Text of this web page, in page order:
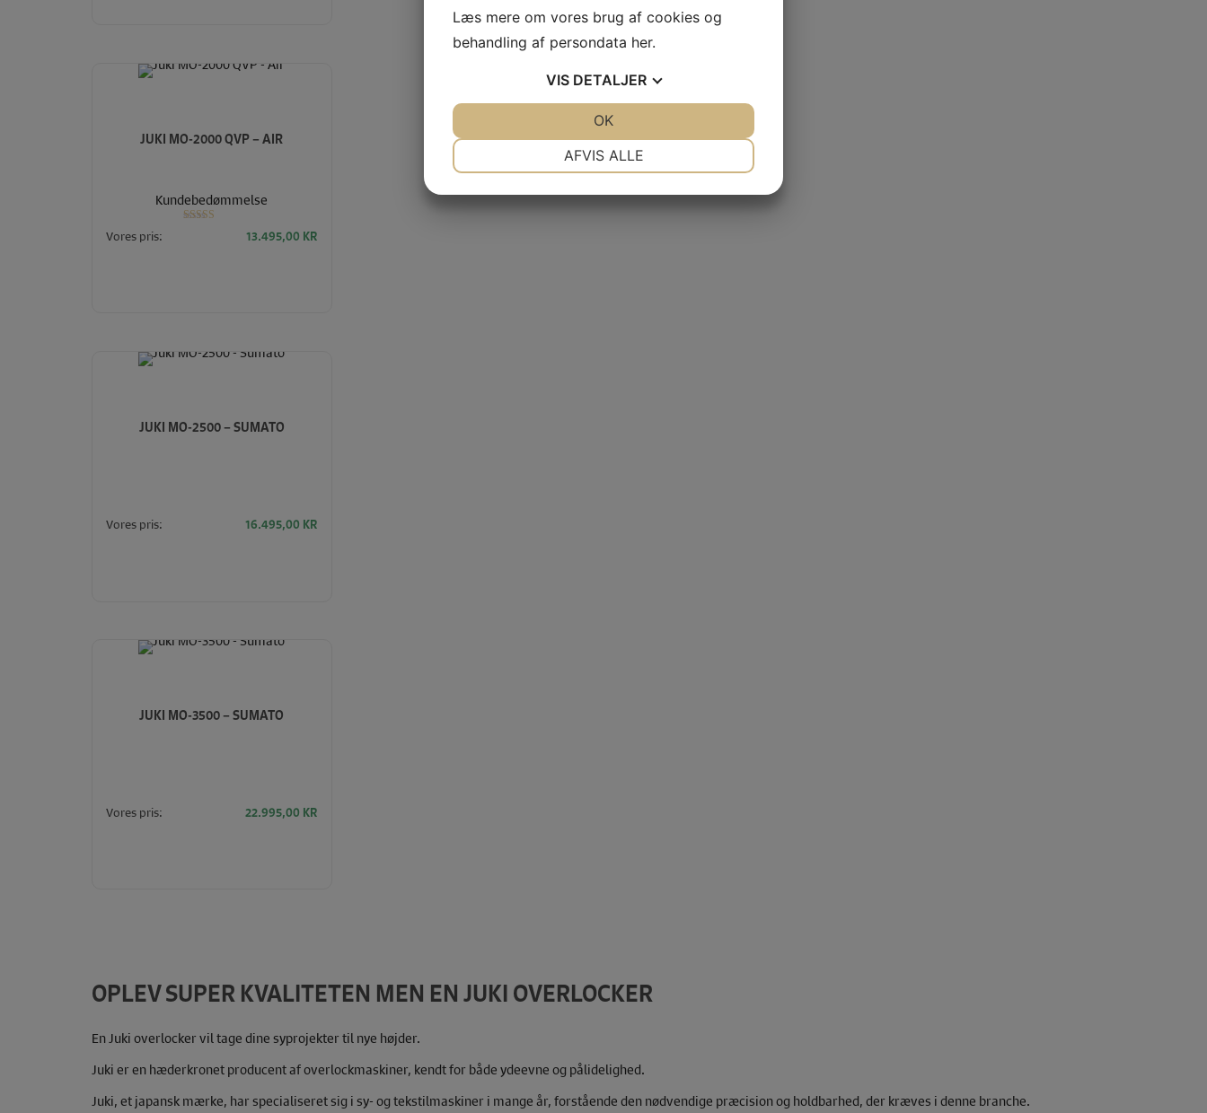
JUKI MO-2000 QVP – AIR
Kundebedømmelse
Vores pris: 13.495,00 KR
JUKI MO-2500 – SUMATO
Vores pris: 16.495,00 KR
JUKI MO-3500 – SUMATO
Vores pris: 22.995,00 KR
OPLEV SUPER KVALITETEN MEN EN JUKI OVERLOCKER
En Juki overlocker vil tage dine syprojekter til nye højder.
Juki er en hæderkronet producent af overlockmaskiner, kendt for både ydeevne og pålidelighed.
Juki, et japansk mærke, har specialiseret sig i sy- og tekstilmaskiner i mange år, forstående den nødvendige præcision og holdbarhed, der kræves i denne branche.
Læs mere om vores brug af cookies og
behandling af persondata her.
VIS DETALJER
AFVIS ALLE
OK